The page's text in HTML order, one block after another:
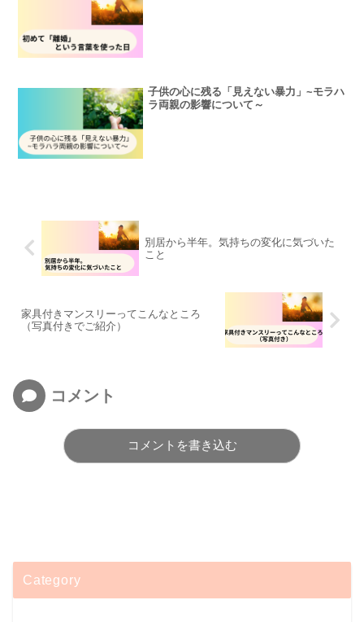
子供の心に残る「見えない暴力」~モラハ
ラ両親の影響について～
別居から半年。気持ちの変化に気づいた
こと
家具付きマンスリーってこんなところ
（写真付きでご紹介）
コメント
コメントを書き込む
Category